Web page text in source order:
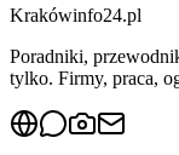
Krakówinfo24.pl
Poradniki,
tylko. Firmy, praca,